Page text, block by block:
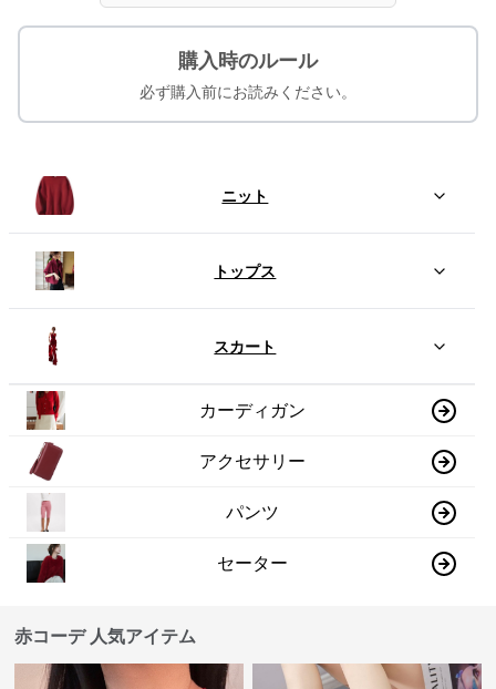
購入時のルール
必ず購入前にお読みください。
ニット
トップス
スカート
カーディガン
アクセサリー
パンツ
セーター
赤コーデ 人気アイテム